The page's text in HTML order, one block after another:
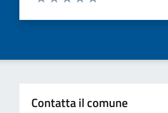
Contatta il comune